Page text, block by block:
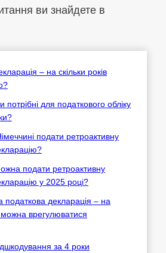
ви знайдете в
– на скільки років
потрібні для податкового обліку
подати ретроактивну
подати ретроактивну
у 2025 році?
податкова декларація – на
можна врегулюватися
за 4 роки